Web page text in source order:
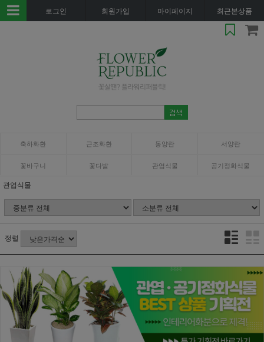
로그인 회원가입 마이페이지 최근본상품
축하화환 근조화환 동양란 서양란
꽃바구니 꽃다발 관엽식물 공기정화식물
관엽식물
정렬